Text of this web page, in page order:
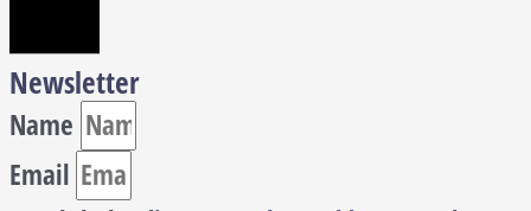
Newsletter
Name
Email